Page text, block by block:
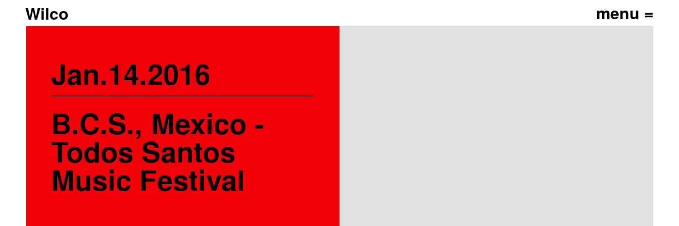
Wilco
Jan.14.2016
B.C.S., Mexico -
Todos Santos
Music Festival